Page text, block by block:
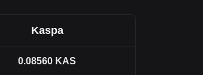
Kaspa
0.08560 KAS